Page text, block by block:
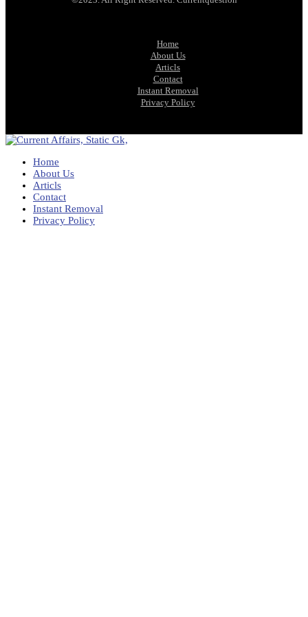
Home
About Us
Articls
Contact
Instant Removal
Privacy Policy
Home
About Us
Articls
Contact
Instant Removal
Privacy Policy